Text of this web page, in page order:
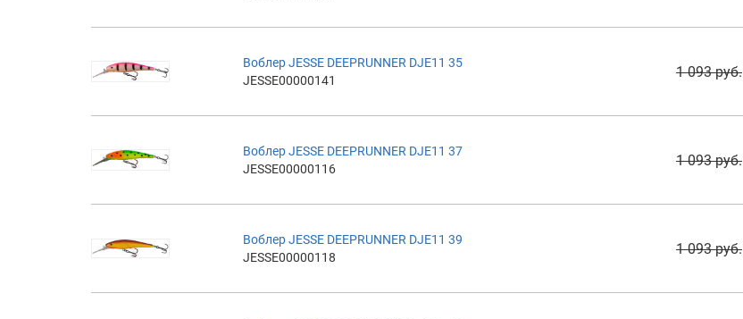
Воблер JESSE DEEPRUNNER DJE11 35
JESSE00000141
1 093 руб.
Воблер JESSE DEEPRUNNER DJE11 37
JESSE00000116
1 093 руб.
Воблер JESSE DEEPRUNNER DJE11 39
JESSE00000118
1 093 руб.